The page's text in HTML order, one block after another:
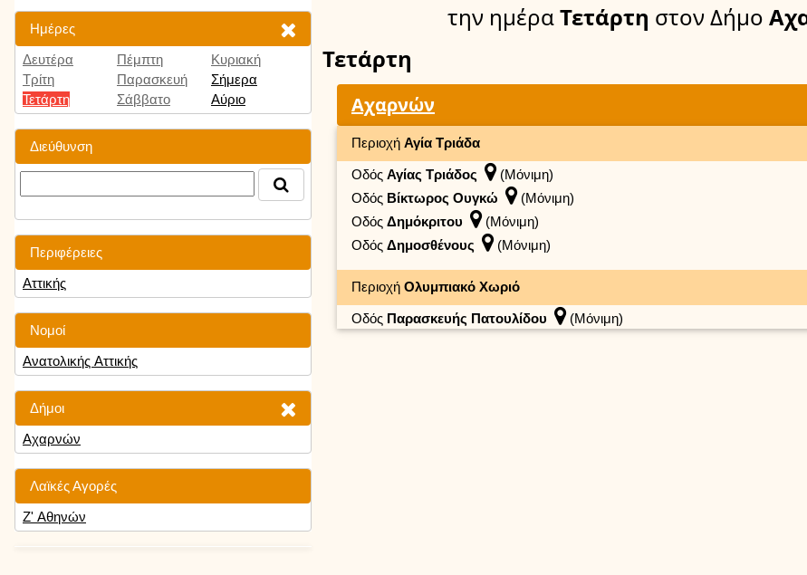
Ημέρες
Δευτέρα
Τρίτη
Τετάρτη
Πέμπτη
Παρασκευή
Σάββατο
Κυριακή
Σήμερα
Αύριο
Διεύθυνση
Περιφέρειες
Αττικής
Νομοί
Ανατολικής Αττικής
Δήμοι
Αχαρνών
Λαϊκές Αγορές
Ζ' Αθηνών
την ημέραΤετάρτη στον Δήμο
Τετάρτη
Αχαρνών
Περιοχή Αγία Τριάδα
Οδός Αγίας Τριάδος
(Μόνιμη)
Οδός Βίκτωρος Ουγκώ
(Μόνιμη)
Οδός Δημόκριτου
(Μόνιμη)
Οδός Δημοσθένους (Μόνιμη)
Περιοχή Ολυμπιακό Χωριό
Οδός Παρασκευής Πατουλίδου (Μόνιμη)